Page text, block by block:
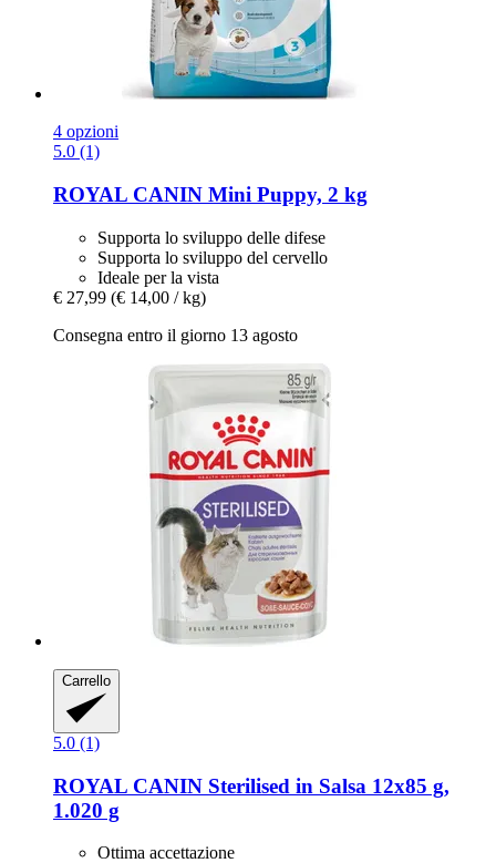
4 opzioni
5.0 (1)
ROYAL CANIN Mini Puppy, 2 kg
Supporta lo sviluppo delle difese
Supporta lo sviluppo del cervello
Ideale per la vista
€ 27,99 (€ 14,00 / kg)
Consegna entro il giorno 13 agosto
Carrello
5.0 (1)
ROYAL CANIN Sterilised in Salsa 12x85 g,
1.020 g
Ottima accettazione